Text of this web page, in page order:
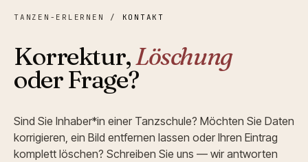
TANZEN-ERLERNEN / KONTAKT
Korrektur,Löschung
oder Frage?
Sind Sie Inhaber*in einer Tanzschule? Möchten Sie Daten
korrigieren, ein Bild entfernen lassen oder Ihren Eintrag
komplett löschen? Schreiben Sie uns — wir antworten